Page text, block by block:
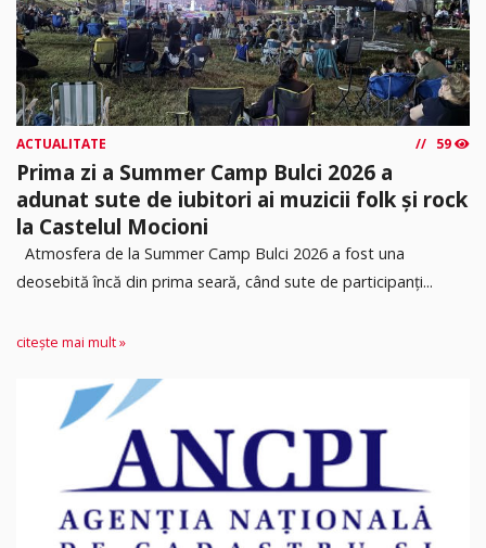
ACTUALITATE 59
Prima zi a Summer Camp Bulci 2026 a
adunat sute de iubitori ai muzicii folk și rock
la Castelul Mocioni
Atmosfera de la Summer Camp Bulci 2026 a fost una
deosebită încă din prima seară, când sute de participanți...
citește mai mult »